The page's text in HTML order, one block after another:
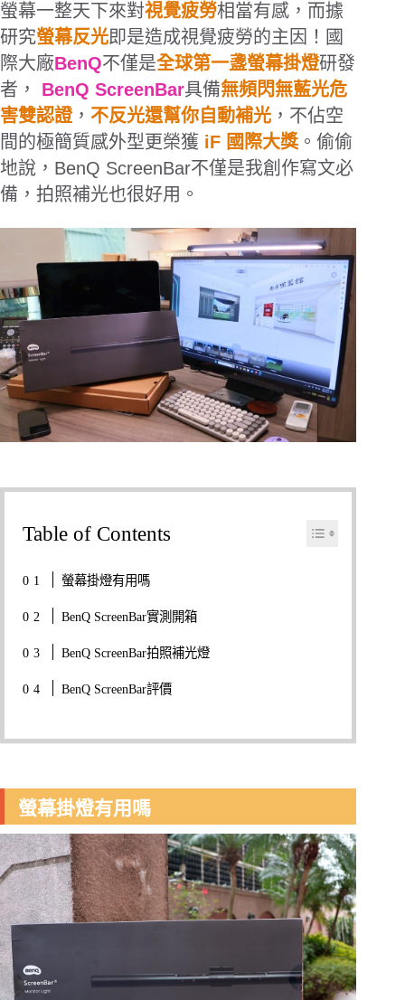
螢幕一整天下來對視覺疲勞相當有感，而據
研究螢幕反光即是造成視覺疲勞的主因！國
際大廠BenQ不僅是全球第一盞螢幕掛燈研發
者，
BenQ ScreenBar具備無頻閃無藍光危
害雙認證， 不反光還幫你自動補光 ，不佔空
間的極簡質感外型更榮獲 iF 國際大獎 。偷偷
地說， BenQ ScreenBar不僅是我創作寫文必
備，拍照補光也很好用。
Table of Contents
螢幕掛燈有用嗎
BenQ ScreenBar實測開箱
BenQ ScreenBar拍照補光燈
BenQ ScreenBar評價
螢幕掛燈有用嗎